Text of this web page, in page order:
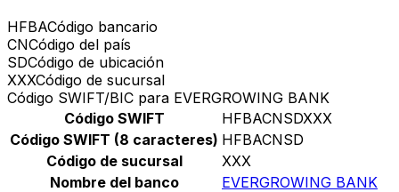
HFBACódigo bancario
CNCódigo del país
SDCódigo de ubicación
XXXCódigo de sucursal
Código SWIFT/BIC para EVERGROWING BANK
Código SWIFT
HFBACNSDXXX
Código SWIFT (8 caracteres) HFBACNSD
Código de sucursal
XXX
Nombre del banco
EVERGROWING BANK